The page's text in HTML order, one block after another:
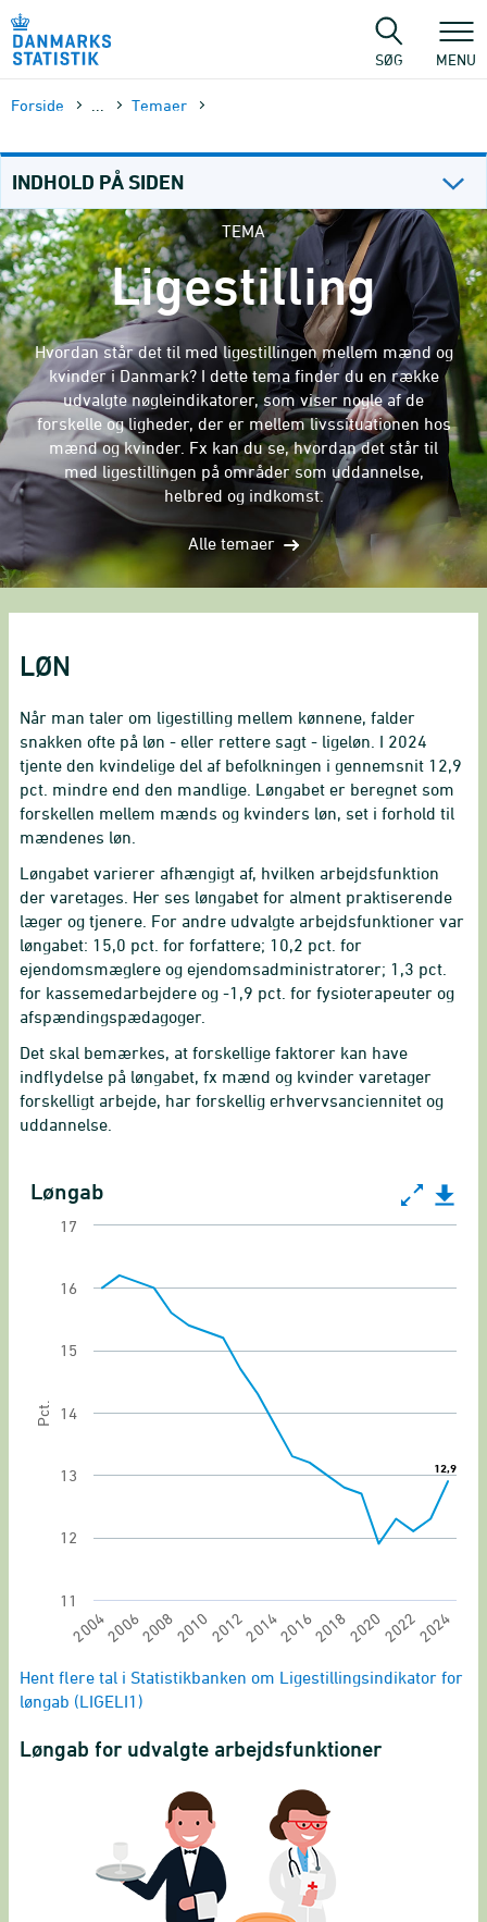
sidens
SØG MENU
Forside Temaer
TEMA
Ligestilling
Hvordan står det til med ligestillingen mellem mænd og
kvinder i Danmark? I dette tema finder du en række
udvalgte nøgleindikatorer, som viser nogle af de
forskelle og ligheder, der er mellem livssituationen hos
mænd og kvinder. Fx kan du se, hvordan det står til
med ligestillingen på områder som uddannelse,
helbred og indkomst.
Alle temaer
INDHOLD PÅ SIDEN
LØN
Når man taler om ligestilling mellem kønnene, falder
snakken ofte på løn - eller rettere sagt - ligeløn. I 2024
tjente den kvindelige del af befolkningen i gennemsnit 12,9
pct. mindre end den mandlige. Løngabet er beregnet som
forskellen mellem mænds og kvinders løn, set i forhold til
mændenes løn.
Løngabet varierer afhængigt af, hvilken arbejdsfunktion
der varetages. Her ses løngabet for alment praktiserende
læger og tjenere. For andre udvalgte arbejdsfunktioner var
løngabet: 15,0 pct. for forfattere; 10,2 pct. for
ejendomsmæglere og ejendomsadministratorer; 1,3 pct.
for kassemedarbejdere og -1,9 pct. for fysioterapeuter og
afspændingspædagoger.
Det skal bemærkes, at forskellige faktorer kan have
indflydelse på løngabet, fx mænd og kvinder varetager
forskelligt arbejde, har forskellig erhvervsanciennitet og
uddannelse.
Løngab
Ligestillingsindikator for løngab
View as data table, Løngab
The chart has 1 X axis displaying categories.
The chart has 1 Y axis displaying Pct.. Range:
Pct.
Løngab
12,9
12,9
20042006200820102012201420162018202020222024
11
12
13
14
15
16
17
End of interactive chart.
Hent flere tal i Statistikbanken om Ligestillingsindikator for
løngab (LIGELI1)
Løngab for udvalgte arbejdsfunktioner